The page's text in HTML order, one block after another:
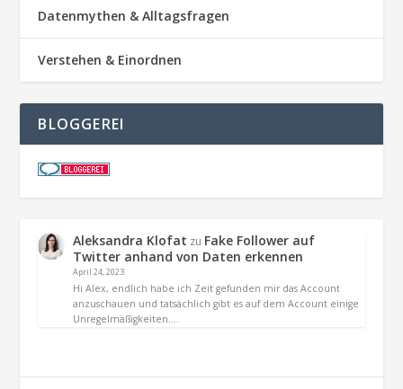
Datenmythen & Alltagsfragen
Verstehen & Einordnen
BLOGGEREI
Aleksandra Klofat zu Fake Follower auf
Twitter anhand von Daten erkennen
April 24, 2023
Hi Alex, endlich habe ich Zeit gefunden mir das Account
anzuschauen und tatsächlich gibt es auf dem Account einige
Unregelmäßigkeiten.…